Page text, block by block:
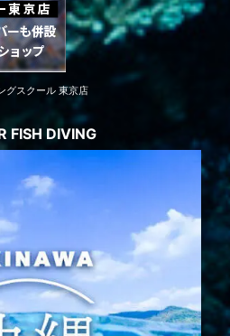
グスクール 東京店
FISH DIVING